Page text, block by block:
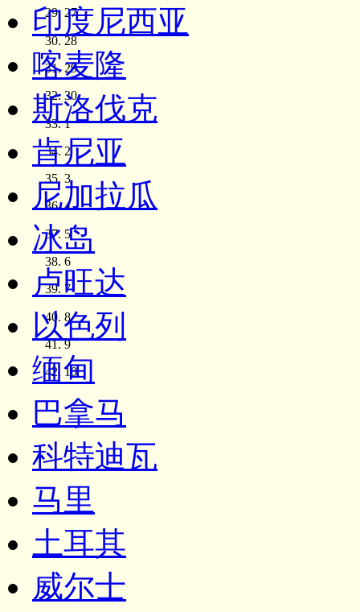
27
28
29
30
1
2
3
4
5
6
7
8
9
10
印度尼西亚
喀麦隆
斯洛伐克
肯尼亚
尼加拉瓜
冰岛
卢旺达
以色列
缅甸
巴拿马
科特迪瓦
马里
土耳其
威尔士